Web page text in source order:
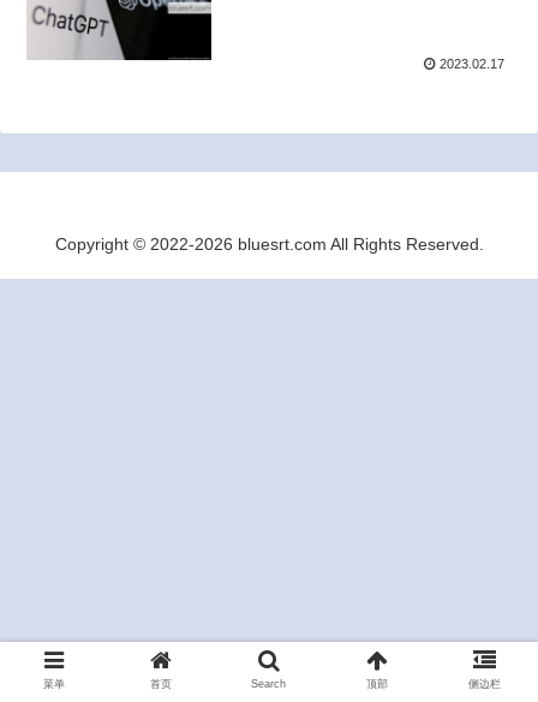
2023.02.17
Copyright © 2022-2026 bluesrt.com All Rights Reserved.
菜单 首页 Search 顶部 侧边栏